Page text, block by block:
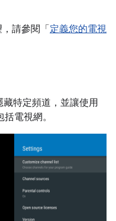
請參閱「 定義您的電視
特定頻道，並讓使用
電視網。